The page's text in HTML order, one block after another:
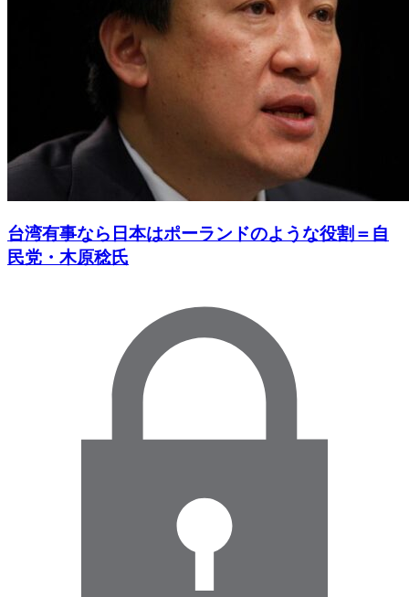
台湾有事なら日本はポーランドのような役割＝自
民党・木原稔氏